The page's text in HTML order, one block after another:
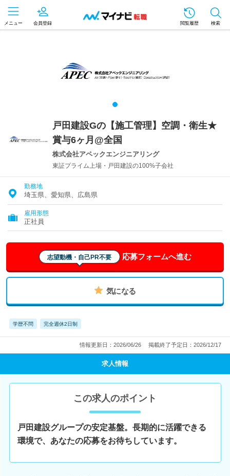
メニュー 会員登録 閲覧履歴 検索
戸田建設Gの【施工管理】空調・衛生★
賞与6ヶ月@全国
株式会社アペックエンジニアリング
東証プライム上場・戸田建設の100%子会社
勤務地
埼玉県、愛知県、広島県
雇用形態
正社員
志望動機・自己PR不要 応募フォームへ進む
気になる
学歴不問 完全週休2日制
情報更新日：2026/06/26 掲載終了予定日：2026/12/17
求人情報
この求人のポイント
戸田建設グループの安定基盤。長期的に活躍できる
環境で、あなたの応募をお待ちしています。